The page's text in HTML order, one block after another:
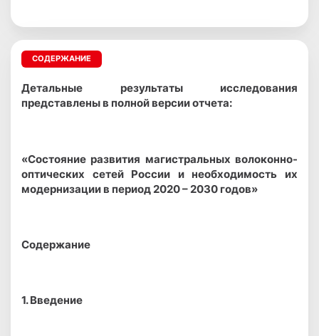
СОДЕРЖАНИЕ
Детальные результаты исследования
представлены в полной версии отчета:
«Состояние развития магистральных волоконно-
оптических сетей России и необходимость их
модернизации в период 2020 – 2030 годов»
Содержание
1. Введение